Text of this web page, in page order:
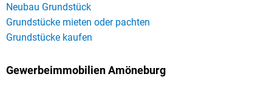
Neubau Grundstück
Grundstücke mieten oder pachten
Grundstücke kaufen
Gewerbeimmobilien Amöneburg